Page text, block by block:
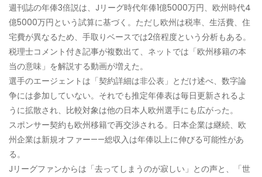
週刊誌の年俸3倍説は、Jリーグ時代年俸1億5000万円、欧州時代4
億5000万円という試算に基づく。ただし欧州は税率、生活費、住
宅費が異なるため、手取りベースでは2倍程度という分析もある。
税理士コメント付き記事が複数出て、ネットでは「欧州移籍の本
当の意味」を解説する動画が増えた。
選手のエージェントは「契約詳細は非公表」とだけ述べ、数字論
争には参加していない。それでも推定年俸表は毎日更新されるよ
うに拡散され、比較対象は他の日本人欧州選手にも広がった。
スポンサー契約も欧州移籍で再交渉される。日本企業は継続、欧
州企業は新規オファー——総収入は年俸以上に伸びる可能性があ
る。
Jリーグファンからは「去ってしまうのが寂しい」との声と、「世